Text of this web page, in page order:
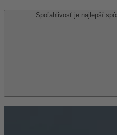
Spoľahlivosť je najlepší